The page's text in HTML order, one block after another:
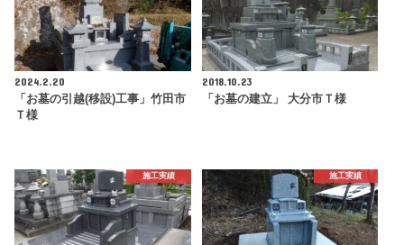
2024.2.20
「お墓の引越(移設)工事」竹田市
Ｔ様
2018.10.23
「お墓の建立」 大分市Ｔ様
施工実績 施工実績